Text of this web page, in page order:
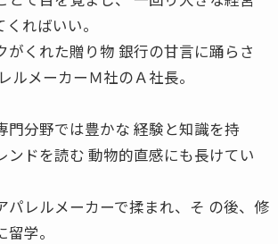
ればいい。
がくれた贈り物 銀行の甘言に踊らさ
メーカーＭ社のＡ社長。
門分野では豊かな 経験と知識を持
ンドを読む 動物的直感にも長けてい
レルメーカーで揉まれ、そ の後、修
学。